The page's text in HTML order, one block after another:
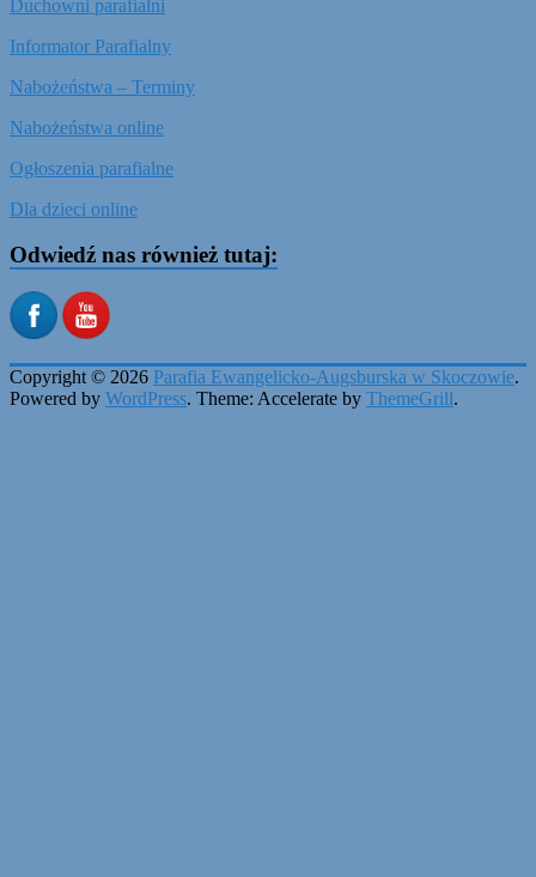
Duchowni parafialni
Informator Parafialny
Nabożeństwa – Terminy
Nabożeństwa online
Ogłoszenia parafialne
Dla dzieci online
Odwiedź nas również tutaj:
Copyright © 2026 Parafia Ewangelicko-Augsburska w Skoczowie.
Powered by WordPress. Theme: Accelerate by ThemeGrill.